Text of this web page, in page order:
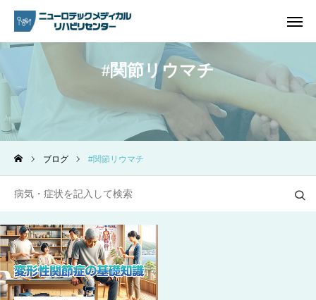
関節リウマチ
ブログ 関節リウマチ
電話問い合わせ
ホーム
リハビリ内容
プラン・料金一覧
よくあるご質問